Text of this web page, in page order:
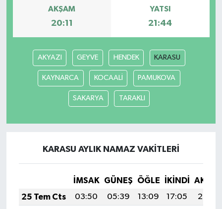
AKŞAM
20:11
YATSI
21:44
AKYAZI GEYVE HENDEK KARASU
KAYNARCA KOCAALİ PAMUKOVA
SAKARYA TARAKLI
KARASU AYLIK NAMAZ VAKITLERI
İMSAK GÜNEŞ ÖĞLE İKINDI
25 Tem Cts
03:50 05:39 13:09 17:05
20:29